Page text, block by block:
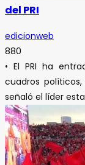
del PRI
edicionweb
880
• El PRI ha
cuadros
señaló el líder